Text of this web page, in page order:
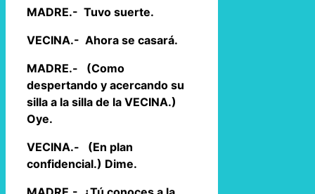
MADRE.- Tuvo suerte.
VECINA.- Ahora se casará.
MADRE.- (Como
despertando y acercando su
silla a la silla de la VECINA.)
Oye.
VECINA.- (En plan
confidencial.) Dime.